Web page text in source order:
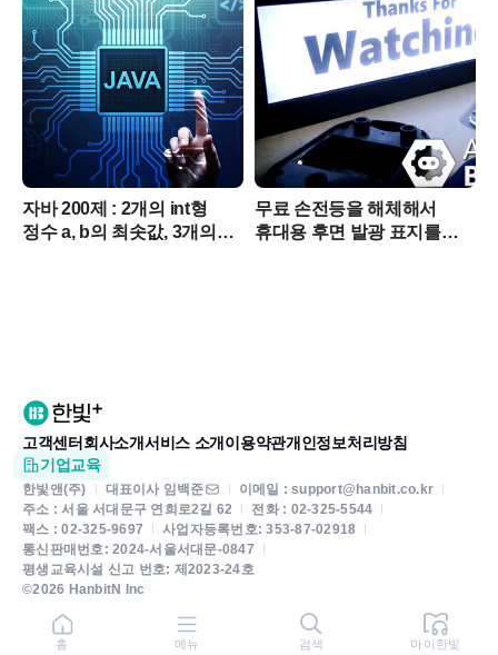
홈 메뉴 검색 마이한빛
자바 200제 : 2개의 int형
정수 a, b의 최솟값, 3개의
무료 손전등을 해체해서
휴대용 후면 발광 표지를
고객센터회사소개서비스 소개이용약관개인정보처리방침
기업교육
한빛앤(주) 대표이사 임백준
이메일 : support@hanbit.co.kr
주소 : 서울 서대문구 연희로2길 62
전화 : 02-325-5544
팩스 : 02-325-9697
사업자등록번호: 353-87-02918
통신판매번호: 2024-서울서대문-0847
평생교육시설 신고 번호: 제2023-24호
©2026 HanbitN Inc